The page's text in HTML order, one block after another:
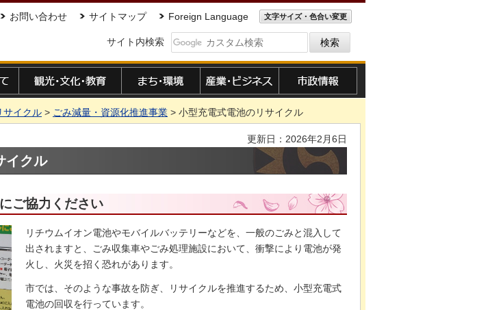
お問い合わせ サイトマップ Foreign Language 文字サイズ・色合い変更
サイト内検索
サイクル > ごみ減量・資源化推進事業 > 小型充電式電池のリサイクル
更新日：2026年2月6日
イクル
ご協力ください
リチウムイオン電池やモバイルバッテリーなどを、一般のごみと混入して
出されますと、ごみ収集車やごみ処理施設において、衝撃により電池が発
火し、火災を招く恐れがあります。
市では、そのような事故を防ぎ、リサイクルを推進するため、小型充電式
電池の回収を行っています。